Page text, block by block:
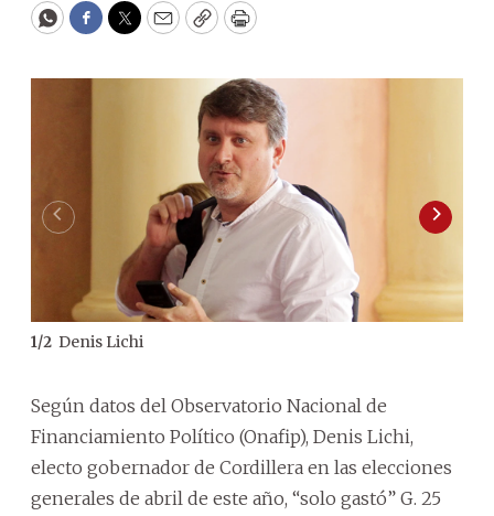
WhatsApp
Facebook
Twitter
EmailCopyPrint
1/2 Denis Lichi
Según datos del Observatorio Nacional de
Financiamiento Político (Onafip), Denis Lichi,
electo gobernador de Cordillera en las elecciones
generales de abril de este año, “solo gastó” G. 25